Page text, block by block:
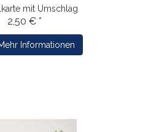
mit Umschlag
2,50 € *
Informationen